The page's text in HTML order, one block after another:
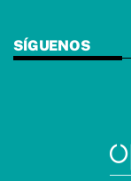
SÍGUENOS